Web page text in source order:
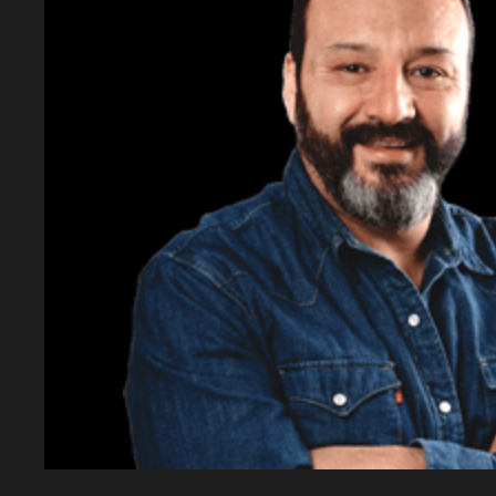
¿Cuánto tiempo hablaron Trump y
Conversaron durante una hora sobre el
¿Qué declaró Trump sobre el acuerdo con
Dijo que no tiene prisa por llegar a un
¿Cómo describió Trump a Netanyahu?
Lo calificó como un "hombre muy, muy
estupendo".
¿Qué desea Trump en relación a las bajas
Expresó que le gustaría que muriera poca